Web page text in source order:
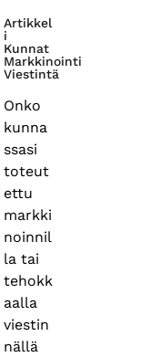
Artikkel
i
Kunnat
Markkinointi
Viestintä
Onko
kunna
ssasi
toteut
ettu
markki
noinnil
la tai
tehokk
aalla
viestin
nällä